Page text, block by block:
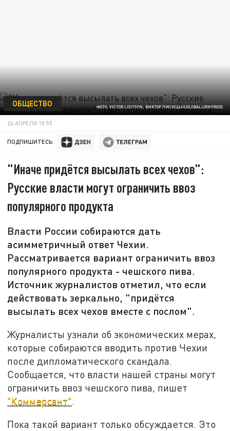
ФОТО: VICTOR LISITSYN, ВИКТОР ЛИСИЦЫН/GLOBALLOOKPRESS
ОБЩЕСТВО
24 АПРЕЛЯ 10:55
ПОДПИШИТЕСЬ:
"Иначе придётся высылать всех чехов":
Русские власти могут ограничить ввоз
популярного продукта
Власти России собираются дать
асимметричный ответ Чехии.
Рассматривается вариант ограничить ввоз
популярного продукта - чешского пива.
Источник журналистов отметил, что если
действовать зеркально, "придётся
высылать всех чехов вместе с послом".
Журналисты узнали об экономических мерах,
которые собираются вводить против Чехии
после дипломатического скандала.
Сообщается, что власти нашей страны могут
ограничить ввоз чешского пива, пишет
"Коммерсант".
Пока такой вариант только обсуждается. Это